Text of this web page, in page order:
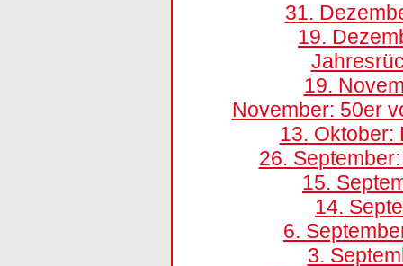
31.
19.
19.
November: 50er
13. Oktober:
26.
15.
14.
6.
3.